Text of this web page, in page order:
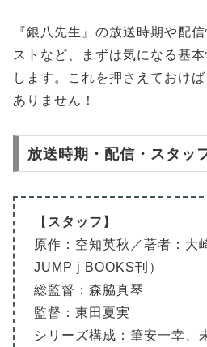
『銀八先生』の放送時期や配
ストなど、まずは気になる基
します。これを押さえておけ
ありません！
放送時期・配信・スタッ
【 スタッフ 】
原作：空知英秋／著者：大
JUMP j BOOKS刊）
総監督：森脇真琴
監督：東田夏実
シリーズ構成：筆安一幸、